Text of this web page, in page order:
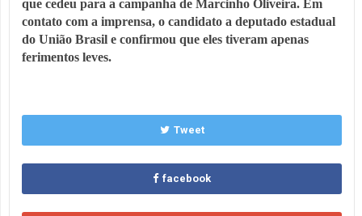
que cedeu para a campanha de Marcinho Oliveira. Em
contato com a imprensa, o candidato a deputado estadual
do União Brasil e confirmou que eles tiveram apenas
ferimentos leves.
Tweet
facebook